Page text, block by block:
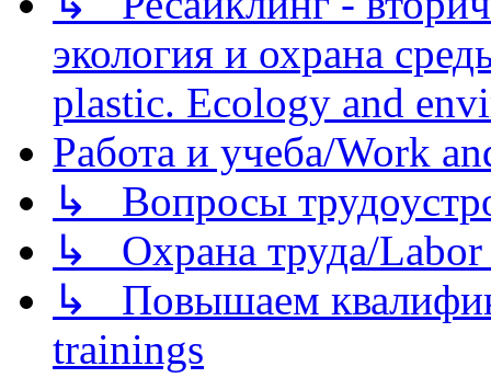
экология и охрана
plastic. Ecology and
Работа и учеба/Work
↳ Вопросы
↳ Охрана труда/Labor
↳ Повышаем
trainings